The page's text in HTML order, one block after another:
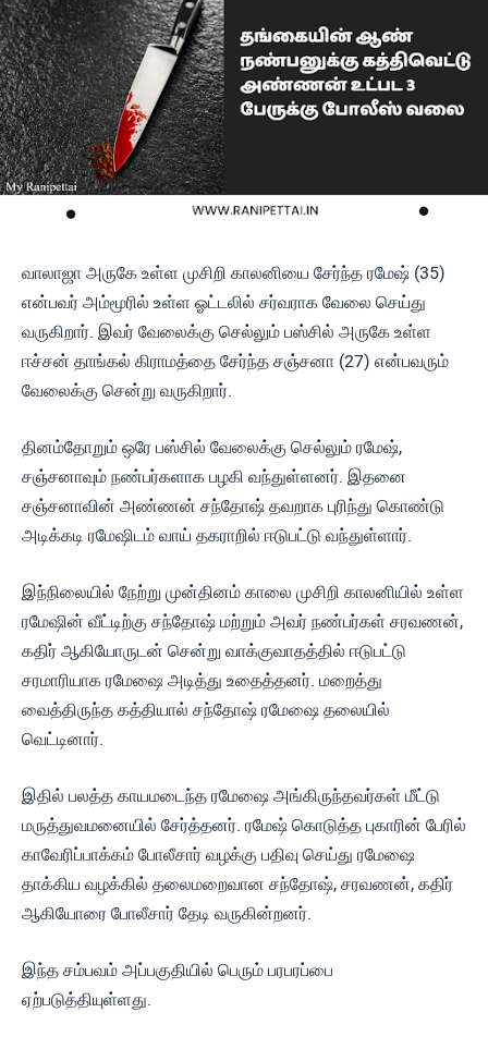
வாலாஜா அருகே உள்ள முசிறி காலனியை சேர்ந்த ரமேஷ் (35)
என்பவர் அம்மூரில் உள்ள ஓட்டலில் சர்வராக வேலை செய்து
வருகிறார். இவர் வேலைக்கு செல்லும் பஸ்சில் அருகே உள்ள
ஈச்சன் தாங்கல் கிராமத்தை சேர்ந்த சஞ்சனா (27) என்பவரும்
வேலைக்கு சென்று வருகிறார்.
தினம்தோறும் ஒரே பஸ்சில் வேலைக்கு செல்லும் ரமேஷ்,
சஞ்சனாவும் நண்பர்களாக பழகி வந்துள்ளனர். இதனை
சஞ்சனாவின் அண்ணன் சந்தோஷ் தவறாக புரிந்து கொண்டு
அடிக்கடி ரமேஷிடம் வாய் தகராறில் ஈடுபட்டு வந்துள்ளார்.
இந்நிலையில் நேற்று முன்தினம் காலை முசிறி காலனியில் உள்ள
ரமேஷின் வீட்டிற்கு சந்தோஷ் மற்றும் அவர் நண்பர்கள் சரவணன்,
கதிர் ஆகியோருடன் சென்று வாக்குவாதத்தில் ஈடுபட்டு
சரமாரியாக ரமேஷை அடித்து உதைத்தனர். மறைத்து
வைத்திருந்த கத்தியால் சந்தோஷ் ரமேஷை தலையில்
வெட்டினார்.
இதில் பலத்த காயமடைந்த ரமேஷை அங்கிருந்தவர்கள் மீட்டு
மருத்துவமனையில் சேர்த்தனர். ரமேஷ் கொடுத்த புகாரின் பேரில்
காவேரிப்பாக்கம் போலீசார் வழக்கு பதிவு செய்து ரமேஷை
தாக்கிய வழக்கில் தலைமறைவான சந்தோஷ், சரவணன், கதிர்
ஆகியோரை போலீசார் தேடி வருகின்றனர்.
இந்த சம்பவம் அப்பகுதியில் பெரும் பரபரப்பை
ஏற்படுத்தியுள்ளது.